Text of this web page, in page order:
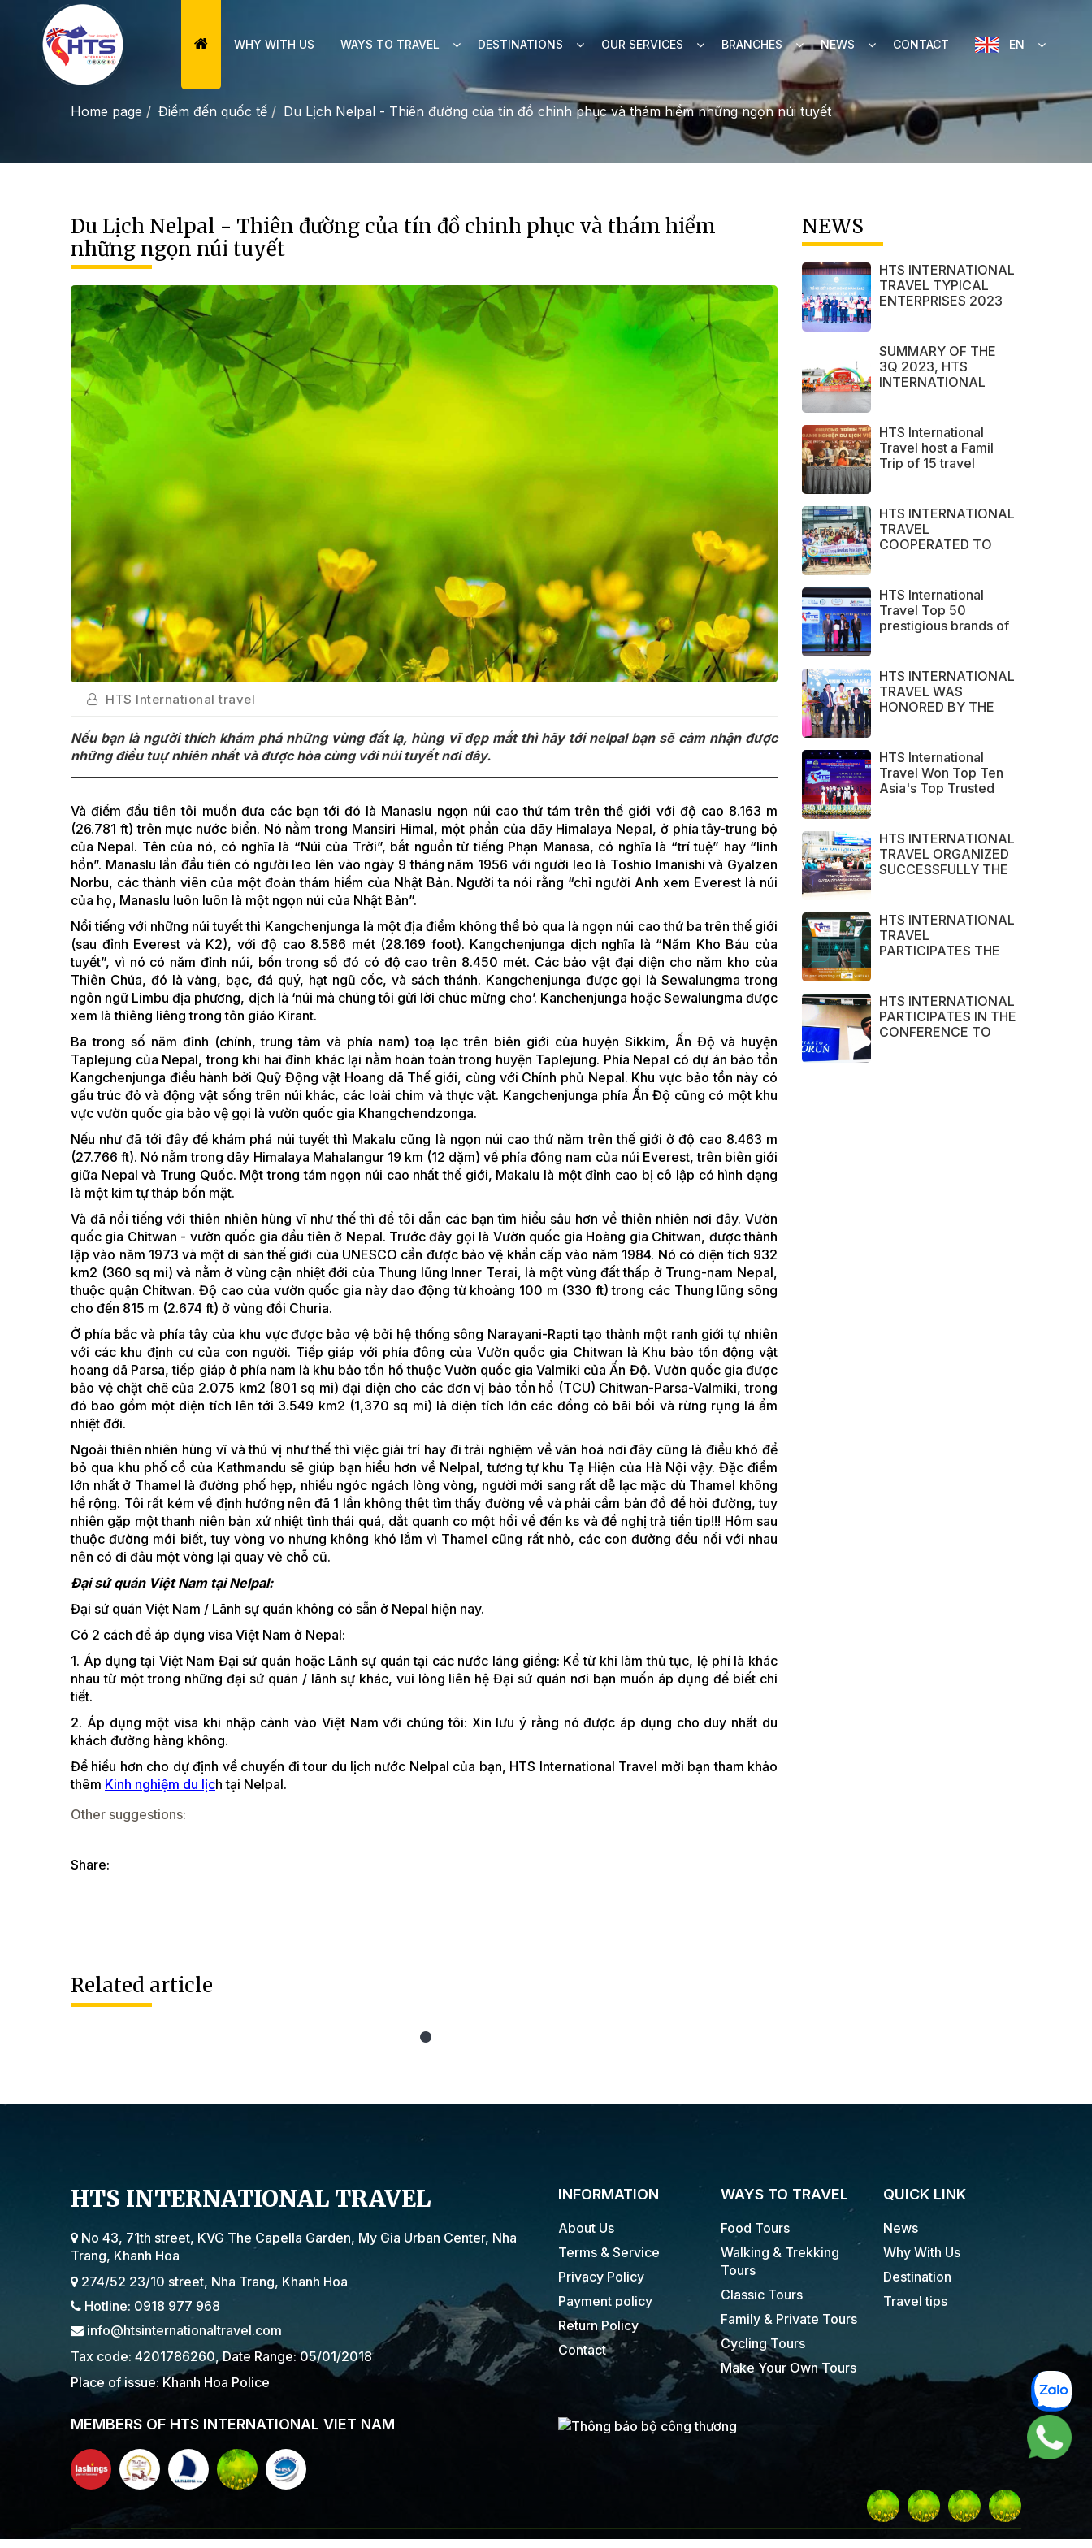
WHY WITH US WAYS TO TRAVEL DESTINATIONS OUR SERVICES BRANCHES NEWS CONTACT EN
Home page Điểm đến quốc tế Du Lịch Nelpal - Thiên đường của tín đồ chinh phục và thám hiểm những ngọn núi tuyết
Du Lịch Nelpal - Thiên đường của tín đồ chinh phục và thám hiểm
những ngọn núi tuyết
HTS International travel
Nếu bạn là người thích khám phá những vùng đất lạ, hùng vĩ đẹp mắt thì hãy tới nelpal bạn sẽ cảm nhận được
những điều tuự nhiên nhất và được hòa cùng với núi tuyết nơi đây.
Và điểm đầu tiên tôi muốn đưa các bạn tới đó là Manaslu ngọn núi cao thứ tám trên thế giới với độ cao 8.163 m
(26.781 ft) trên mực nước biển. Nó nằm trong Mansiri Himal, một phần của dãy Himalaya Nepal, ở phía tây-trung bộ
của Nepal. Tên của nó, có nghĩa là “Núi của Trời”, bắt nguồn từ tiếng Phạn Manasa, có nghĩa là “trí tuệ” hay “linh
hồn”. Manaslu lần đầu tiên có người leo lên vào ngày 9 tháng năm 1956 với người leo là Toshio Imanishi và Gyalzen
Norbu, các thành viên của một đoàn thám hiểm của Nhật Bản. Người ta nói rằng “chỉ người Anh xem Everest là núi
của họ, Manaslu luôn luôn là một ngọn núi của Nhật Bản”.
Nổi tiếng với những núi tuyết thì Kangchenjunga là một địa điểm không thể bỏ qua là ngọn núi cao thứ ba trên thế giới
(sau đỉnh Everest và K2), với độ cao 8.586 mét (28.169 foot). Kangchenjunga dịch nghĩa là “Năm Kho Báu của
tuyết”, vì nó có năm đỉnh núi, bốn trong số đó có độ cao trên 8.450 mét. Các bảo vật đại diện cho năm kho của
Thiên Chúa, đó là vàng, bạc, đá quý, hạt ngũ cốc, và sách thánh. Kangchenjunga được gọi là Sewalungma trong
ngôn ngữ Limbu địa phương, dịch là ‘núi mà chúng tôi gửi lời chúc mừng cho’. Kanchenjunga hoặc Sewalungma được
xem là thiêng liêng trong tôn giáo Kirant.
Ba trong số năm đỉnh (chính, trung tâm và phía nam) toạ lạc trên biên giới của huyện Sikkim, Ấn Độ và huyện
Taplejung của Nepal, trong khi hai đỉnh khác lại nằm hoàn toàn trong huyện Taplejung. Phía Nepal có dự án bảo tồn
Kangchenjunga điều hành bởi Quỹ Động vật Hoang dã Thế giới, cùng với Chính phủ Nepal. Khu vực bảo tồn này có
gấu trúc đỏ và động vật sống trên núi khác, các loài chim và thực vật. Kangchenjunga phía Ấn Độ cũng có một khu
vực vườn quốc gia bảo vệ gọi là vườn quốc gia Khangchendzonga.
Nếu như đã tới đây để khám phá núi tuyết thì Makalu cũng là ngọn núi cao thứ năm trên thế giới ở độ cao 8.463 m
(27.766 ft). Nó nằm trong dãy Himalaya Mahalangur 19 km (12 dặm) về phía đông nam của núi Everest, trên biên giới
giữa Nepal và Trung Quốc. Một trong tám ngọn núi cao nhất thế giới, Makalu là một đỉnh cao bị cô lập có hình dạng
là một kim tự tháp bốn mặt.
Và đã nổi tiếng với thiên nhiên hùng vĩ như thế thì để tôi dẫn các bạn tìm hiểu sâu hơn về thiên nhiên nơi đây. Vườn
quốc gia Chitwan - vườn quốc gia đầu tiên ở Nepal. Trước đây gọi là Vườn quốc gia Hoàng gia Chitwan, được thành
lập vào năm 1973 và một di sản thế giới của UNESCO cần được bảo vệ khẩn cấp vào năm 1984. Nó có diện tích 932
km2 (360 sq mi) và nằm ở vùng cận nhiệt đới của Thung lũng Inner Terai, là một vùng đất thấp ở Trung-nam Nepal,
thuộc quận Chitwan. Độ cao của vườn quốc gia này dao động từ khoảng 100 m (330 ft) trong các Thung lũng sông
cho đến 815 m (2.674 ft) ở vùng đồi Churia.
Ở phía bắc và phía tây của khu vực được bảo vệ bởi hệ thống sông Narayani-Rapti tạo thành một ranh giới tự nhiên
với các khu định cư của con người. Tiếp giáp với phía đông của Vườn quốc gia Chitwan là Khu bảo tồn động vật
hoang dã Parsa, tiếp giáp ở phía nam là khu bảo tồn hổ thuộc Vườn quốc gia Valmiki của Ấn Độ. Vườn quốc gia được
bảo vệ chặt chẽ của 2.075 km2 (801 sq mi) đại diện cho các đơn vị bảo tồn hổ (TCU) Chitwan-Parsa-Valmiki, trong
đó bao gồm một diện tích lên tới 3.549 km2 (1,370 sq mi) là diện tích lớn các đồng cỏ bãi bồi và rừng rụng lá ẩm
nhiệt đới.
Ngoài thiên nhiên hùng vĩ và thú vị như thế thì việc giải trí hay đi trải nghiệm về văn hoá nơi đây cũng là điều khó để
bỏ qua khu phố cổ của Kathmandu sẽ giúp bạn hiểu hơn về Nelpal, tương tự khu Tạ Hiện của Hà Nội vậy. Đặc điểm
lớn nhất ở Thamel là đường phố hẹp, nhiều ngóc ngách lòng vòng, người mới sang rất dễ lạc mặc dù Thamel không
hề rộng. Tôi rất kém về định hướng nên đã 1 lần không thêt tìm thấy đường về và phải cầm bản đồ để hỏi đường, tuy
nhiên gặp một thanh niên bản xứ nhiệt tình thái quá, dắt quanh co một hồi về đến ks và đề nghị trả tiền tip!!! Hôm sau
thuộc đường mới biết, tuy vòng vo nhưng không khó lắm vì Thamel cũng rất nhỏ, các con đường đều nối với nhau
nên có đi đâu một vòng lại quay vè chỗ cũ.
Đại sứ quán Việt Nam tại Nelpal:
Đại sứ quán Việt Nam / Lãnh sự quán không có sẵn ở Nepal hiện nay.
Có 2 cách để áp dụng visa Việt Nam ở Nepal:
1. Áp dụng tại Việt Nam Đại sứ quán hoặc Lãnh sự quán tại các nước láng giềng: Kể từ khi làm thủ tục, lệ phí là khác
nhau từ một trong những đại sứ quán / lãnh sự khác, vui lòng liên hệ Đại sứ quán nơi bạn muốn áp dụng để biết chi
tiết.
2. Áp dụng một visa khi nhập cảnh vào Việt Nam với chúng tôi: Xin lưu ý rằng nó được áp dụng cho duy nhất du
khách đường hàng không.
Để hiểu hơn cho dự định về chuyến đi tour du lịch nước Nelpal của bạn, HTS International Travel mời bạn tham khảo
thêm Kinh nghiệm du lịch tại Nelpal.
Other suggestions:
Share:
Related article
NEWS
HTS INTERNATIONAL
TRAVEL TYPICAL
ENTERPRISES 2023
SUMMARY OF THE
3Q 2023, HTS
INTERNATIONAL
CHOSEN BY LARGE
DOMESTIC AND
INTERNATIONAL
CUSTOMERS
HTS International
Travel host a Famil
Trip of 15 travel
HTS INTERNATIONAL
TRAVEL
COOPERATED TO
SURVEY GROUP
FROM PERAK STATE -
MALAYSIA.
HTS International
Travel Top 50
prestigious brands of
HTS INTERNATIONAL
TRAVEL WAS
HONORED BY THE
ASSOCIATION in
2022
HTS International
Travel Won Top Ten
Asia's Top Trusted
HTS INTERNATIONAL
TRAVEL ORGANIZED
SUCCESSFULLY THE
RANH
HTS INTERNATIONAL
TRAVEL
PARTICIPATES THE
2021 – ITB ASIA,
MICE SHOW ASIA
AND TRAVEL TECH
HTS INTERNATIONAL
PARTICIPATES IN THE
CONFERENCE TO
HTS INTERNATIONAL TRAVEL
No 43, 71th street, KVG The Capella Garden, My Gia Urban Center, Nha
Trang, Khanh Hoa
274/52 23/10 street, Nha Trang, Khanh Hoa
Hotline: 0918 977 968
info@htsinternationaltravel.com
Tax code: 4201786260, Date Range: 05/01/2018
Place of issue: Khanh Hoa Police
INFORMATION
About Us
Terms & Service
Privacy Policy
Payment policy
Return Policy
Contact
WAYS TO TRAVEL
Food Tours
Walking & Trekking
Tours
Classic Tours
Family & Private Tours
Cycling Tours
Make Your Own Tours
QUICK LINK
News
Why With Us
Destination
Travel tips
MEMBERS OF HTS INTERNATIONAL VIET NAM